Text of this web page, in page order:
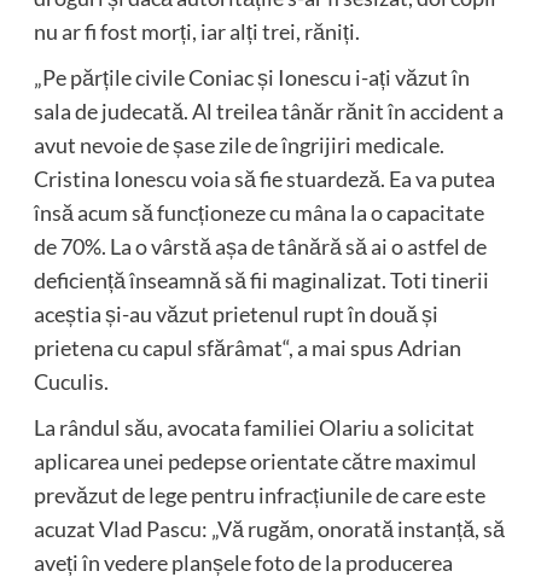
nu ar fi fost morți, iar alți trei, răniți.
„Pe părțile civile Coniac și Ionescu i-ați văzut în
sala de judecată. Al treilea tânăr rănit în accident a
avut nevoie de șase zile de îngrijiri medicale.
Cristina Ionescu voia să fie stuardeză. Ea va putea
însă acum să funcționeze cu mâna la o capacitate
de 70%. La o vârstă așa de tânără să ai o astfel de
deficiență înseamnă să fii maginalizat. Toti tinerii
aceștia și-au văzut prietenul rupt în două și
prietena cu capul sfărâmat“, a mai spus Adrian
Cuculis.
La rândul său, avocata familiei Olariu a solicitat
aplicarea unei pedepse orientate către maximul
prevăzut de lege pentru infracțiunile de care este
acuzat Vlad Pascu: „Vă rugăm, onorată instanță, să
aveți în vedere planșele foto de la producerea